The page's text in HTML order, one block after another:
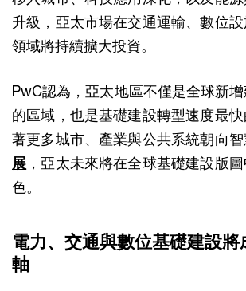
升級，亞太市場在交通運輸、數位
領域將持續擴大投資。
PwC認為，亞太地區不僅是全球新
的區域，也是基礎建設轉型速度最
著更多城市、產業與公共系統朝向
展 ，亞太未來將在全球基礎建設版
色。
電力、交通與數位基礎建設將
軸